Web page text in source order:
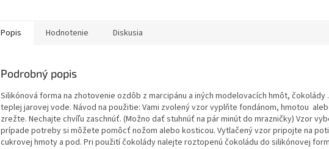
Popis Hodnotenie Diskusia
Podrobný popis
Silikónová forma na zhotovenie ozdôb z marcipánu a iných modelovacích hmôt,
teplej jarovej vode. Návod na použitie: Vami zvolený vzor vyplňte fondánom, hmotou
zrežte. Nechajte chvíľu zaschnúť. (Možno dať stuhnúť na pár minút do mrazničky) Vzor
prípade potreby si môžete pomôcť nožom alebo kosticou. Vytlačený vzor pripojte na
cukrovej hmoty a pod. Pri použití čokolády nalejte roztopenú čokoládu do silikónovej